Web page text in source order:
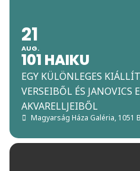
21
AUG.
101 HAIKU
EGY KÜLÖNLEGES
VERSEIBŐL ÉS JANOVICS
AKVARELLJEIBŐL
Magyarság Háza Galéria, 1051